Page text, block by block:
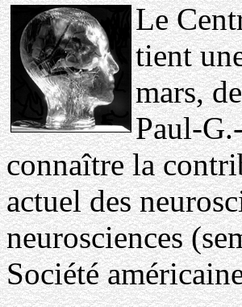
Le
tient
mars,
Paul-
connaître la
actuel des
neurosciences
Société